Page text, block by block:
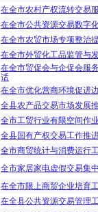
在全市农村产权流转交易
在全市公共资源交易数字
在全市农贸市场专项整治
在全市外贸化工品监管与
在全市贸促会与企促会服
话
在全市优化营商环境促进
全县农产品交易市场发展
全市工贸行业有限空间作
全县国有产权交易工作推
全市商贸统计与消费运行
全市家居家电虚假交易集
在全市限上商贸企业培育
在全县公共资源交易管理